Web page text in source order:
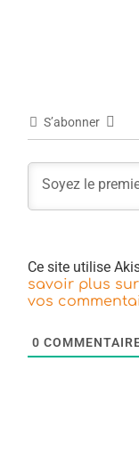
S’abonner
Ce site utilise
savoir plus
vos
0